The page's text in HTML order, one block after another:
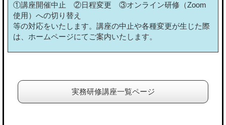
①講座開催中止 ②日程変更 ③オンライン研修（Zoom
使用）への切り替え
等の対応をいたします。講座の中止や各種変更が生じた際
は、ホームページにてご案内いたします。
実務研修講座一覧ページ